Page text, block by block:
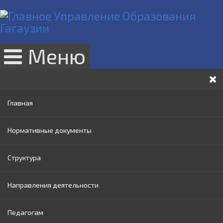
Меню
Главная
Нормативные документы
Законы РМ
Нормативные акты Правительства РМ
Нормативные документы МОИ
Структура
Руководство
Административный совет
Направления деятельности
Раннее образование
Педагогам